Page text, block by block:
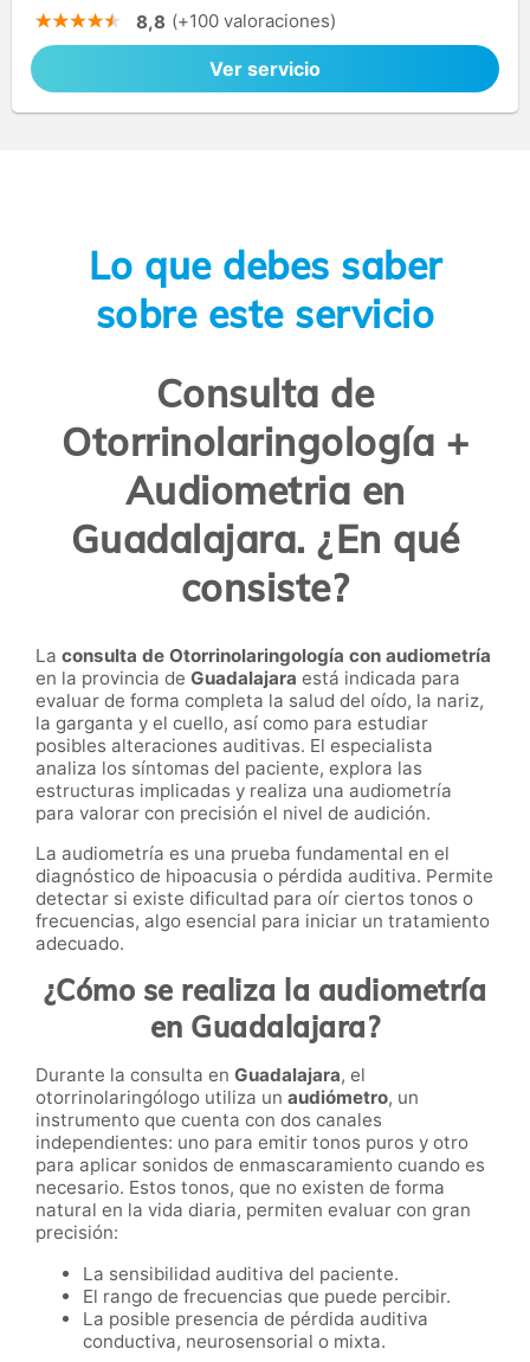
8,8 (+100 valoraciones)
Ver servicio
Lo que debes saber
sobre este servicio
Consulta de
Otorrinolaringología +
Audiometria en
Guadalajara. ¿En qué
consiste?
La consulta de Otorrinolaringología con audiometría
en la provincia de Guadalajara está indicada para
evaluar de forma completa la salud del oído, la nariz,
la garganta y el cuello, así como para estudiar
posibles alteraciones auditivas. El especialista
analiza los síntomas del paciente, explora las
estructuras implicadas y realiza una audiometría
para valorar con precisión el nivel de audición.
La audiometría es una prueba fundamental en el
diagnóstico de hipoacusia o pérdida auditiva. Permite
detectar si existe dificultad para oír ciertos tonos o
frecuencias, algo esencial para iniciar un tratamiento
adecuado.
¿Cómo se realiza la audiometría
en Guadalajara?
Durante la consulta en Guadalajara, el
otorrinolaringólogo utiliza un audiómetro, un
instrumento que cuenta con dos canales
independientes: uno para emitir tonos puros y otro
para aplicar sonidos de enmascaramiento cuando es
necesario. Estos tonos, que no existen de forma
natural en la vida diaria, permiten evaluar con gran
precisión:
La sensibilidad auditiva del paciente.
El rango de frecuencias que puede percibir.
La posible presencia de pérdida auditiva
conductiva, neurosensorial o mixta.